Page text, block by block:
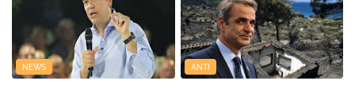
NEWS ANTI